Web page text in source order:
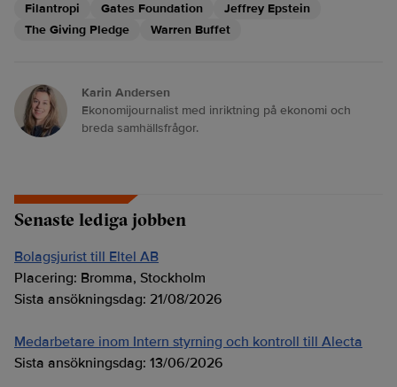
Filantropi Gates Foundation
Jeffrey Epstein
The Giving Pledge
Warren Buffet
Karin Andersen
Ekonomijournalist med inriktning på ekonomi och
breda samhällsfrågor.
Senaste lediga jobben
Bolagsjurist till Eltel AB
Placering: Bromma, Stockholm
Sista ansökningsdag: 21/08/2026
Medarbetare inom Intern styrning och kontroll till Alecta
Sista ansökningsdag: 13/06/2026